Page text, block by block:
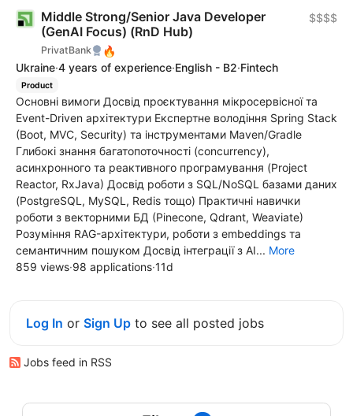
Middle Strong/Senior Java Developer
(GenAI Focus) (RnD Hub)
PrivatBank 🔥
$$$$
Ukraine·4 years of experience·English - B2·Fintech
Product
Основні вимоги Досвід проєктування мікросервісної та
Event-Driven архітектури Експертне володіння Spring Stack
(Boot, MVC, Security) та інструментами Maven/Gradle
Глибокі знання багатопоточності (concurrency),
асинхронного та реактивного програмування (Project
Reactor, RxJava) Досвід роботи з SQL/NoSQL базами даних
(PostgreSQL, MySQL, Redis тощо) Практичні навички
роботи з векторними БД (Pinecone, Qdrant, Weaviate)
Розуміння RAG-архітектури, роботи з embeddings та
семантичним пошуком Досвід інтеграції з AI... More
859 views·98 applications·11d
Log In or Sign Up to see all posted jobs
Jobs feed in RSS